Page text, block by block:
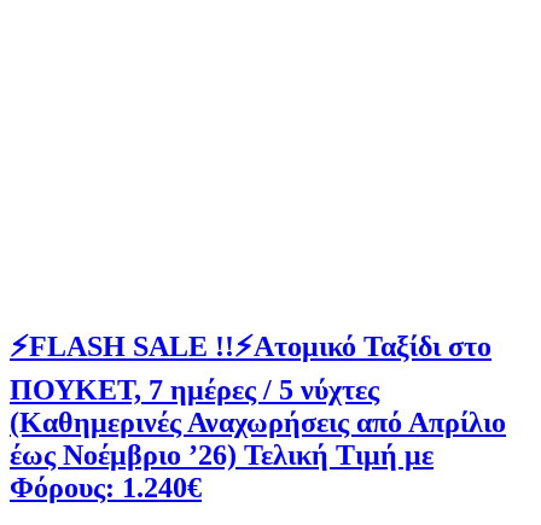
⚡FLASH SALE !!⚡Ατομικό Ταξίδι στο
ΠΟΥΚΕΤ, 7 ημέρες / 5 νύχτες
(Καθημερινές Αναχωρήσεις από Απρίλιο
έως Νοέμβριο ’26) Τελική Τιμή με
Φόρους: 1.240€